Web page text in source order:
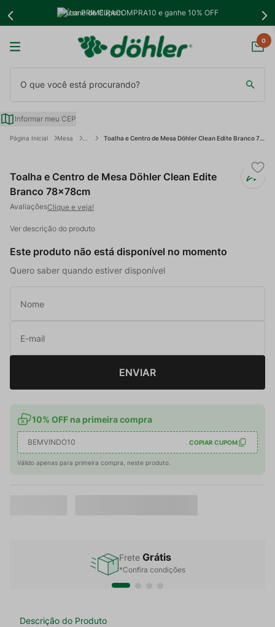
Use PRIMEIRACOMPRA10 e ganhe 10% OFF
0
Informar meu CEP
Mesa Toalha e Centro de Mesa Döhler Clean Edite Branco 78x78cm
Toalha e Centro de Mesa Döhler Clean Edite
Branco 78x78cm
Clique e veja!
Ver descrição do produto
Este produto não está disponível no momento
Quero saber quando estiver disponível
ENVIAR
10% OFF na primeira compra
BEMVINDO10 COPIAR CUPOM
Válido apenas para primeira compra, neste produto.
Frete Grátis
*Confira condições
Descrição do Produto